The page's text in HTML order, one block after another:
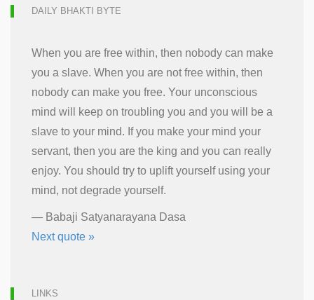
DAILY BHAKTI BYTE
When you are free within, then nobody can make
you a slave. When you are not free within, then
nobody can make you free. Your unconscious
mind will keep on troubling you and you will be a
slave to your mind. If you make your mind your
servant, then you are the king and you can really
enjoy. You should try to uplift yourself using your
mind, not degrade yourself.
— Babaji Satyanarayana Dasa
Next quote »
LINKS